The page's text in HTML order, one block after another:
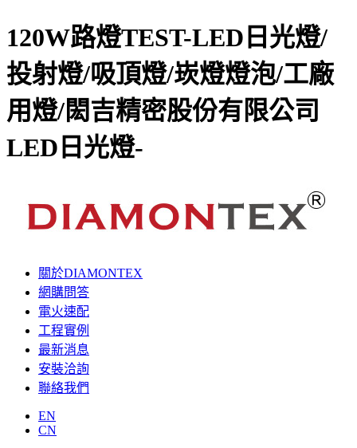
120W路燈TEST-LED日光燈/
投射燈/吸頂燈/崁燈燈泡/工廠
用燈/閎吉精密股份有限公司
LED日光燈-
關於DIAMONTEX
網購問答
電火速配
工程實例
最新消息
安裝洽詢
聯絡我們
EN
CN